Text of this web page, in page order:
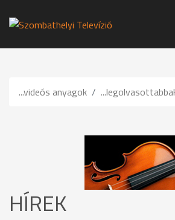
...videós anyagok
HÍREK